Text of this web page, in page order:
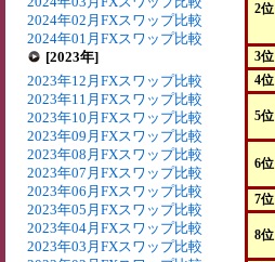
2024年02月FXスワップ比較
2024年01月FXスワップ比較
[2023年]
2023年12月FXスワップ比較
2023年11月FXスワップ比較
2023年10月FXスワップ比較
2023年09月FXスワップ比較
2023年08月FXスワップ比較
2023年07月FXスワップ比較
2023年06月FXスワップ比較
2023年05月FXスワップ比較
2023年04月FXスワップ比較
2023年03月FXスワップ比較
2位
3位
4位
5位
6位
7位
8位